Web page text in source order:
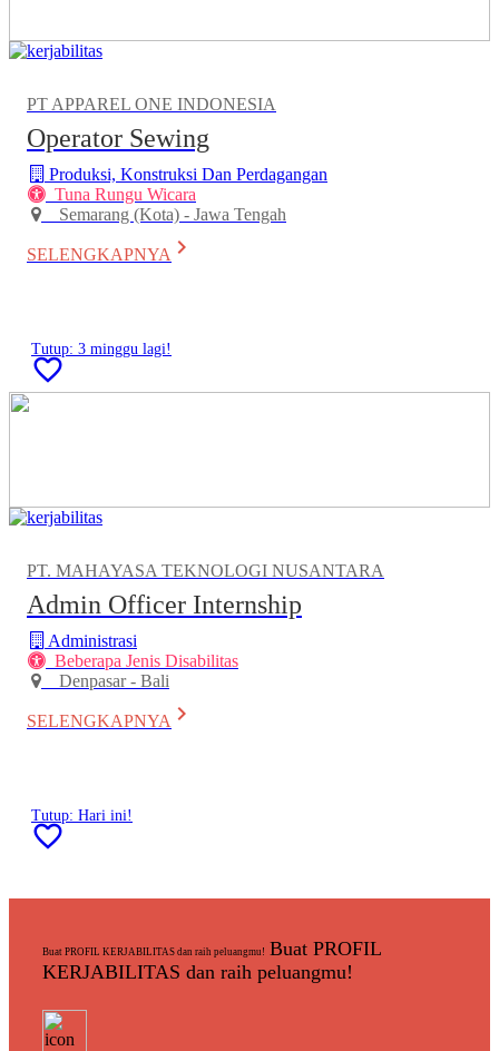
PT APPAREL ONE INDONESIA
Operator Sewing
Produksi, Konstruksi Dan Perdagangan
Tuna Rungu Wicara
Semarang (Kota) - Jawa Tengah
SELENGKAPNYA keyboard_arrow_right
Tutup: 3 minggu lagi!
favorite_border
PT. MAHAYASA TEKNOLOGI NUSANTARA
Admin Officer Internship
Administrasi
Beberapa Jenis Disabilitas
Denpasar - Bali
SELENGKAPNYA keyboard_arrow_right
Tutup: Hari ini!
favorite_border
Buat PROFIL KERJABILITAS dan raih peluangmu! Buat PROFIL
KERJABILITAS dan raih peluangmu!